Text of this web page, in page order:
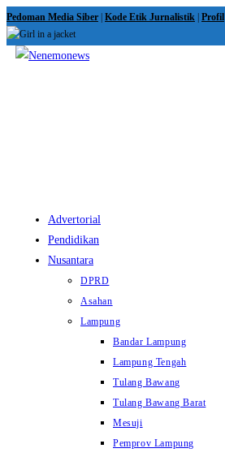
Skip
to
content
Pedoman Media Siber Kode Etik Jurnalistik Profil
Advertorial
Pendidikan
Nusantara
DPRD
Asahan
Lampung
Bandar Lampung
Lampung Tengah
Tulang Bawang
Tulang Bawang Barat
Mesuji
Pemprov Lampung